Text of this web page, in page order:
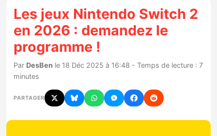
Actualités
Jeux
Hardware
Mises à jour
Chiffres de ventes
Les jeux Nintendo Switch 2
en 2026 : demandez le
programme !
Par DesBen le 18 Déc 2025 à 16:48 - Temps de lecture : 7
minutes
PARTAGER